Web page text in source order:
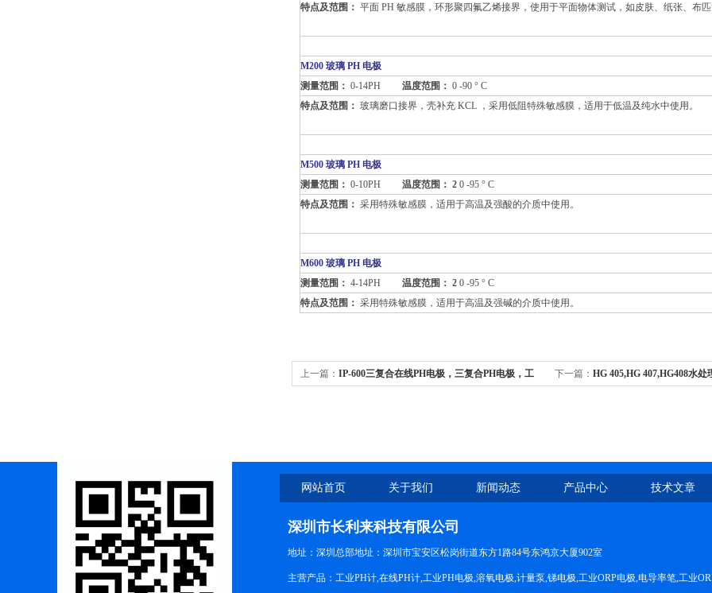
特点及范围： 平面 PH 敏感膜，环形聚四氟乙烯接界，使用于平面物体测试，如皮肤、纸张、布
M200 玻璃 PH 电极
测量范围： 0-14PH 温度范围： 0 -90 ° C
特点及范围： 玻璃磨口接界，壳补充 KCL ，采用低阻特殊敏感膜，适用于低温及纯水中使用。
M500 玻璃 PH 电极
测量范围： 0-10PH 温度范围： 2 0 -95 ° C
特点及范围： 采用特殊敏感膜，适用于高温及强酸的介质中使用。
M600 玻璃 PH 电极
测量范围： 4-14PH 温度范围： 2 0 -95 ° C
特点及范围： 采用特殊敏感膜，适用于高温及强碱的介质中使用。
上一篇： IP-600三复合在线PH电极，三复合PH电极，工 下一篇： HG 405,HG 407,HG408水
网站首页 关于我们 新闻动态 产品中心 技术文章
深圳市长利来科技有限公司
地址：深圳总部地址：深圳市宝安区松岗街道东方1路84号东鸿京大厦902室
主营产品：工业PH计,在线PH计,工业PH电极,溶氧电极,计量泵,锑电极,工业ORP电极,电导率笔,工业